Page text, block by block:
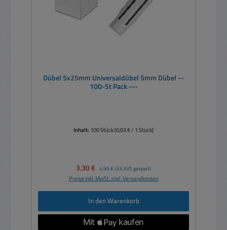
Dübel 5x25mm Universaldübel 5mm Dübel --
100-St Pack ---
Inhalt: 100 Stück(0,03 € / 1 Stück)
Verkaufspreis:
3,30 € Regulärer Preis:
4,95 € (33.33% gespart)
Preise inkl. MwSt. zzgl. Versandkosten
In den Warenkorb